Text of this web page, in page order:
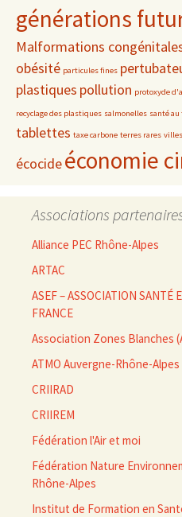
générations
Malformations
obésité particules fines
plastiques pollution protoxyde
recyclage des plastiques salmonelles santé
tablettes taxe carbone terres rares
écocideéconomie
Associations
Alliance PEC Rhône-Alpes
ARTAC
ASEF – ASSOCIATION SANTÉ
FRANCE
Association Zones Blanches
ATMO Auvergne-Rhône-Alpes
CRIIRAD
CRIIREM
Fédération l'Air et moi
Fédération Nature
Rhône-Alpes
Institut de Formation en